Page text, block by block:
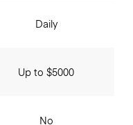
Daily
Up to $5000
No